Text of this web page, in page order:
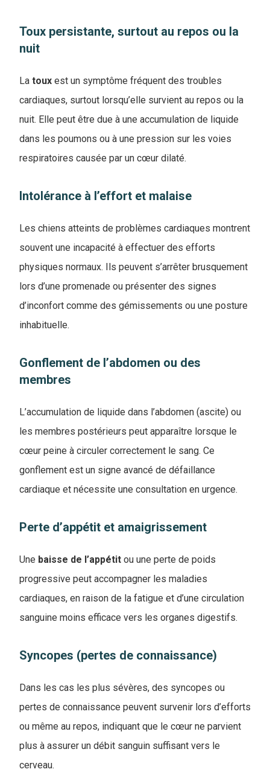
Toux persistante, surtout au repos ou la
nuit
La toux est un symptôme fréquent des troubles
cardiaques, surtout lorsqu’elle survient au repos ou la
nuit. Elle peut être due à une accumulation de liquide
dans les poumons ou à une pression sur les voies
respiratoires causée par un cœur dilaté.
Intolérance à l’effort et malaise
Les chiens atteints de problèmes cardiaques montrent
souvent une incapacité à effectuer des efforts
physiques normaux. Ils peuvent s’arrêter brusquement
lors d’une promenade ou présenter des signes
d’inconfort comme des gémissements ou une posture
inhabituelle.
Gonflement de l’abdomen ou des
membres
L’accumulation de liquide dans l’abdomen (ascite) ou
les membres postérieurs peut apparaître lorsque le
cœur peine à circuler correctement le sang. Ce
gonflement est un signe avancé de défaillance
cardiaque et nécessite une consultation en urgence.
Perte d’appétit et amaigrissement
Une baisse de l’appétit ou une perte de poids
progressive peut accompagner les maladies
cardiaques, en raison de la fatigue et d’une circulation
sanguine moins efficace vers les organes digestifs.
Syncopes (pertes de connaissance)
Dans les cas les plus sévères, des syncopes ou
pertes de connaissance peuvent survenir lors d’efforts
ou même au repos, indiquant que le cœur ne parvient
plus à assurer un débit sanguin suffisant vers le
cerveau.